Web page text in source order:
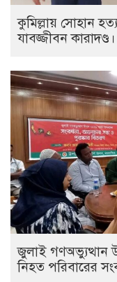
কুমিল্লায় সোহান
যাবজ্জীবন
জুলাই গণঅভ্যুত্থান
নিহত পরিবারের